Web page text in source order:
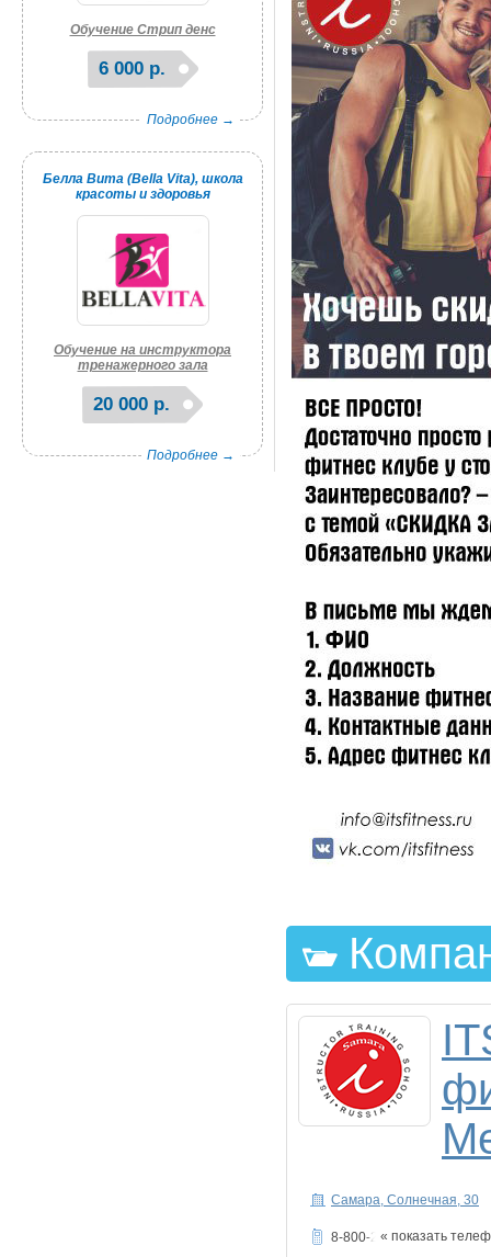
Обучение Стрип денс
6 000 р.
Подробнее →
Белла Вита (Bella Vita), школа
красоты и здоровья
Обучение на инструктора
тренажерного зала
20 000 р.
Подробнее →
Самара, Солнечная, 30
8-800-250-75-11
« показать